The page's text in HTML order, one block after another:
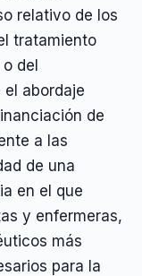
relativo de los
tratamiento
del
abordaje
de
a las
de una
en el que
y enfermeras,
más
para la